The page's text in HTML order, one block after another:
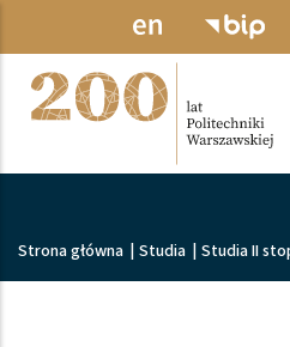
Przejdź do treści
Ścieżka nawigacyjna
Strona główna Studia Studia II